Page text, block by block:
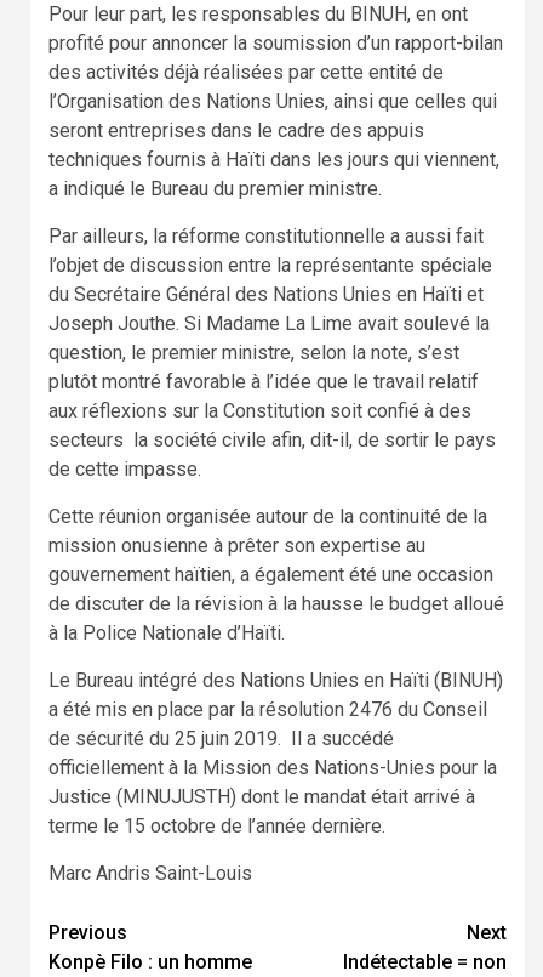
Pour leur part, les responsables du BINUH, en ont
profité pour annoncer la soumission d’un rapport-bilan
des activités déjà réalisées par cette entité de
l’Organisation des Nations Unies, ainsi que celles qui
seront entreprises dans le cadre des appuis
techniques fournis à Haïti dans les jours qui viennent,
a indiqué le Bureau du premier ministre.
Par ailleurs, la réforme constitutionnelle a aussi fait
l’objet de discussion entre la représentante spéciale
du Secrétaire Général des Nations Unies en Haïti et
Joseph Jouthe. Si Madame La Lime avait soulevé la
question, le premier ministre, selon la note, s’est
plutôt montré favorable à l’idée que le travail relatif
aux réflexions sur la Constitution soit confié à des
secteurs la société civile afin, dit-il, de sortir le pays
de cette impasse.
Cette réunion organisée autour de la continuité de la
mission onusienne à prêter son expertise au
gouvernement haïtien, a également été une occasion
de discuter de la révision à la hausse le budget alloué
à la Police Nationale d’Haïti.
Le Bureau intégré des Nations Unies en Haïti (BINUH)
a été mis en place par la résolution 2476 du Conseil
de sécurité du 25 juin 2019. Il a succédé
officiellement à la Mission des Nations-Unies pour la
Justice (MINUJUSTH) dont le mandat était arrivé à
terme le 15 octobre de l’année dernière.
Marc Andris Saint-Louis
Continue
Previous
Konpè Filo : un homme
Next
Indétectable = non